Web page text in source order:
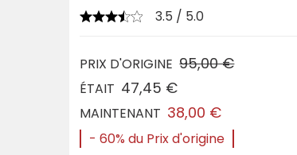
3.5 / 5.0
PRIX D'ORIGINE 95,00 €
ÉTAIT 47,45 €
MAINTENANT 38,00 €
- 60% du Prix d'origine